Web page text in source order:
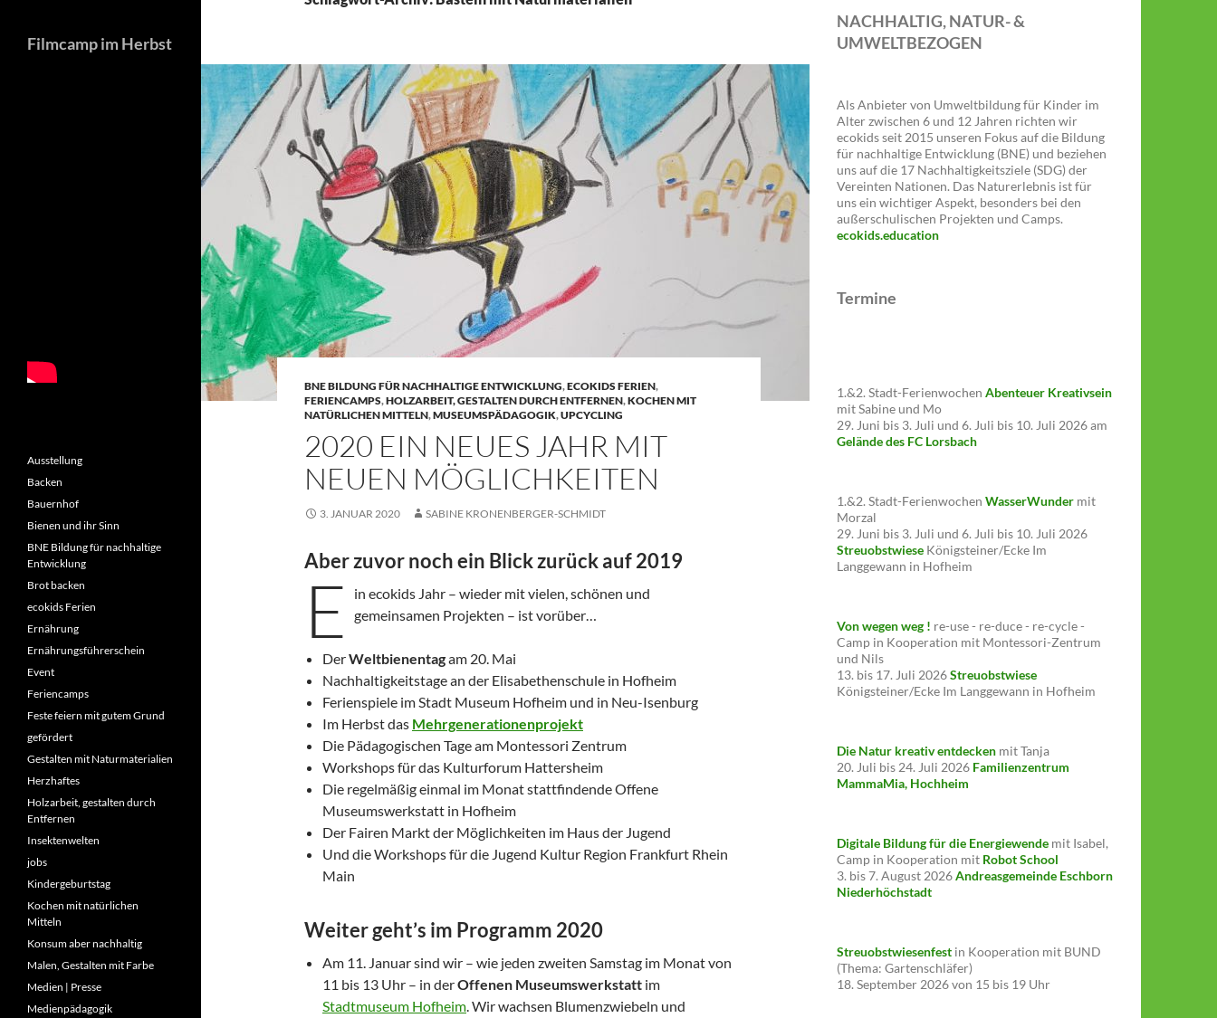
BNE BILDUNG FÜR NACHHALTIGE ENTWICKLUNG,ECOKIDS FERIEN,
FERIENCAMPS,HOLZARBEIT, GESTALTEN DURCH ENTFERNEN,KOCHEN MIT
NATÜRLICHEN MITTELN,MUSEUMSPÄDAGOGIK,UPCYCLING
2020 EIN NEUES JAHR MIT
NEUEN MÖGLICHKEITEN
3. JANUAR 2020 SABINE KRONENBERGER-SCHMIDT
Aber zuvor noch ein Blick zurück auf 2019
E
in ecokids Jahr – wieder mit vielen, schönen und
gemeinsamen Projekten – ist vorüber…
DerWeltbienentagam 20. Mai
Nachhaltigkeitstage an der Elisabethenschule in Hofheim
Ferienspiele im Stadt Museum Hofheim und in Neu-Isenburg
Im Herbst das Mehrgenerationenprojekt
Die Pädagogischen Tage am Montessori Zentrum
Workshops für das Kulturforum Hattersheim
Die regelmäßig einmal im Monat stattfindende Offene
Museumswerkstatt in Hofheim
Der Fairen Markt der Möglichkeiten im Haus der Jugend
Und die Workshops für die Jugend Kultur Region Frankfurt Rhein
Main
Weiter geht’s im Programm 2020
Am 11. Januar sind wir – wie jeden zweiten Samstag im Monat von
11 bis 13 Uhr – in derOffenen Museumswerkstatt im
Stadtmuseum Hofheim. Wir wachsen Blumenzwiebeln und
NACHHALTIG, NATUR- &
UMWELTBEZOGEN
Als Anbieter von Umweltbildung für Kinder im
Alter zwischen 6 und 12 Jahren richten wir
ecokids seit 2015 unseren Fokus auf die Bildung
für nachhaltige Entwicklung (BNE) und beziehen
uns auf die 17 Nachhaltigkeitsziele (SDG) der
Vereinten Nationen. Das Naturerlebnis ist für
uns ein wichtiger Aspekt, besonders bei den
außerschulischen Projekten und Camps.
ecokids.education
Termine
1.&2. Stadt-Ferienwochen Abenteuer Kreativsein
mit Sabine und Mo
29. Juni bis 3. Juli und 6. Juli bis 10. Juli 2026 am
Gelände des FC Lorsbach
1.&2. Stadt-Ferienwochen WasserWunder mit
Morzal
29. Juni bis 3. Juli und 6. Juli bis 10. Juli 2026
Streuobstwiese Königsteiner/Ecke Im
Langgewann in Hofheim
Von wegen weg ! re-use - re-duce - re-cycle -
Camp in Kooperation mit Montessori-Zentrum
und Nils
13. bis 17. Juli 2026Streuobstwiese
Königsteiner/Ecke Im Langgewann in Hofheim
Die Natur kreativ entdecken mit Tanja
20. Juli bis 24. Juli 2026 Familienzentrum
MammaMia, Hochheim
Digitale Bildung für die Energiewende mit Isabel,
Camp in Kooperation mit Robot School
3. bis 7. August 2026Andreasgemeinde Eschborn
Niederhöchstadt
Streuobstwiesenfest in Kooperation mit BUND
(Thema: Gartenschläfer)
18. September 2026 von 15 bis 19 Uhr
Filmcamp im Herbst
Ausstellung
Backen
Bauernhof
Bienen und ihr Sinn
BNE Bildung für nachhaltige
Entwicklung
Brot backen
ecokids Ferien
Ernährung
Ernährungsführerschein
Event
Feriencamps
Feste feiern mit gutem Grund
gefördert
Gestalten mit Naturmaterialien
Herzhaftes
Holzarbeit, gestalten durch
Entfernen
Insektenwelten
jobs
Kindergeburtstag
Kochen mit natürlichen
Mitteln
Konsum aber nachhaltig
Malen, Gestalten mit Farbe
Medien | Presse
Medienpädagogik